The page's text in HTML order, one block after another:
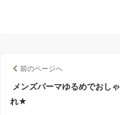
前のページへ
メンズパーマゆるめでおしゃ
れ★